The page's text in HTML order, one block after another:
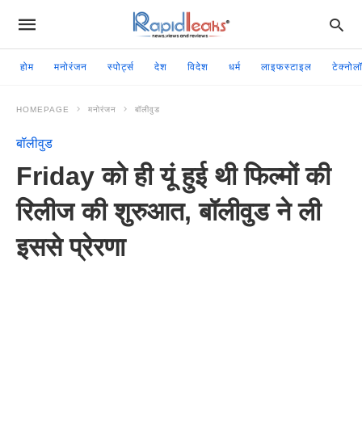
होम मनोरंजन स्पोर्ट्स देश विदेश धर्म लाइफस्टाइल
HOMEPAGE मनोरंजन बॉलीवुड
बॉलीवुड
Friday को ही यूं हुई थी फिल्मों की
रिलीज की शुरुआत, बॉलीवुड ने ली
इससे प्रेरणा